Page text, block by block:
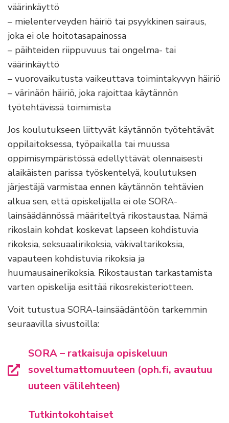
väärinkäyttö
– mielenterveyden häiriö tai psyykkinen sairaus,
joka ei ole hoitotasapainossa
– päihteiden riippuvuus tai ongelma- tai
väärinkäyttö
– vuorovaikutusta vaikeuttava toimintakyvyn häiriö
– värinäön häiriö, joka rajoittaa käytännön
työtehtävissä toimimista
Jos koulutukseen liittyvät käytännön työtehtävät
oppilaitoksessa, työpaikalla tai muussa
oppimisympäristössä edellyttävät olennaisesti
alaikäisten parissa työskentelyä, koulutuksen
järjestäjä varmistaa ennen käytännön tehtävien
alkua sen, että opiskelijalla ei ole SORA-
lainsäädännössä määriteltyä rikostaustaa. Nämä
rikoslain kohdat koskevat lapseen kohdistuvia
rikoksia, seksuaalirikoksia, väkivaltarikoksia,
vapauteen kohdistuvia rikoksia ja
huumausainerikoksia. Rikostaustan tarkastamista
varten opiskelija esittää rikosrekisteriotteen.
Voit tutustua SORA-lainsäädäntöön tarkemmin
seuraavilla sivustoilla:
SORA – ratkaisuja opiskeluun
soveltumattomuuteen (oph.fi, avautuu
uuteen välilehteen)
Tutkintokohtaiset